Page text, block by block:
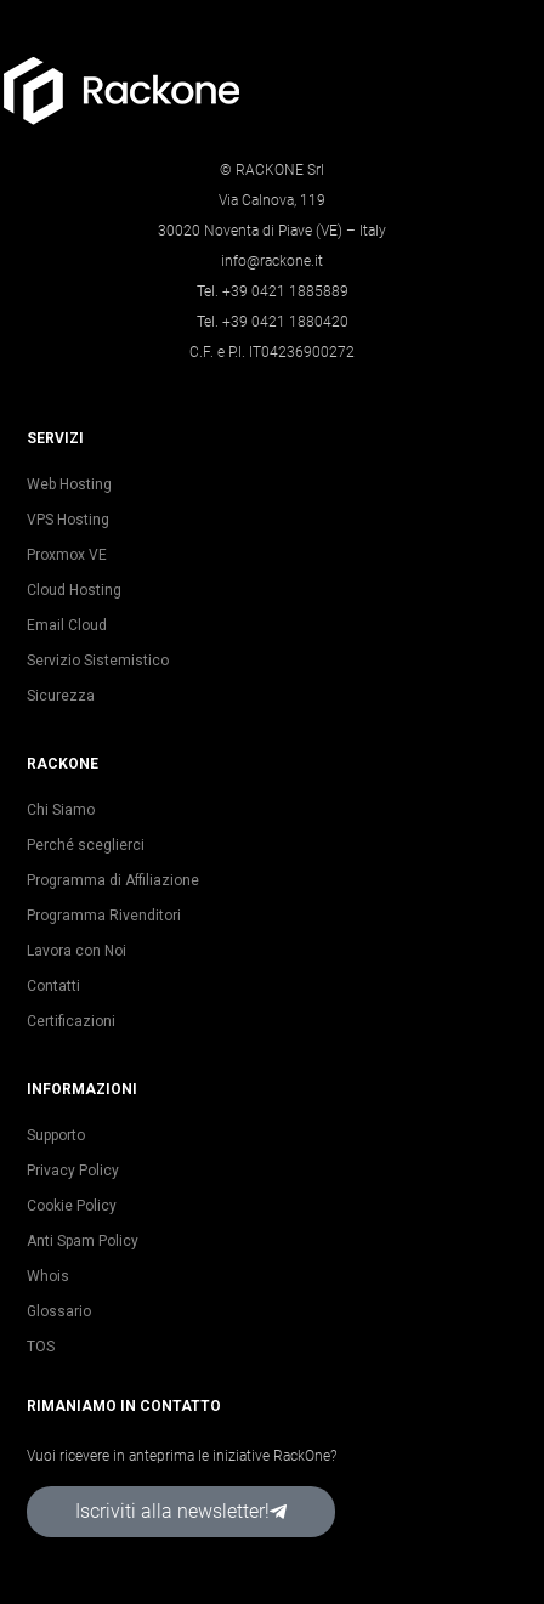
© RACKONE Srl
Via Calnova, 119
30020 Noventa di Piave (VE) – Italy
info@rackone.it
Tel. +39 0421 1885889
Tel. +39 0421 1880420
C.F. e P.I. IT04236900272
SERVIZI
Web Hosting
VPS Hosting
Proxmox VE
Cloud Hosting
Email Cloud
Servizio Sistemistico
Sicurezza
RACKONE
Chi Siamo
Perché sceglierci
Programma di Affiliazione
Programma Rivenditori
Lavora con Noi
Contatti
Certificazioni
INFORMAZIONI
Supporto
Privacy Policy
Cookie Policy
Anti Spam Policy
Whois
Glossario
TOS
RIMANIAMO IN CONTATTO
Vuoi ricevere in anteprima le iniziative RackOne?
Iscriviti alla newsletter!